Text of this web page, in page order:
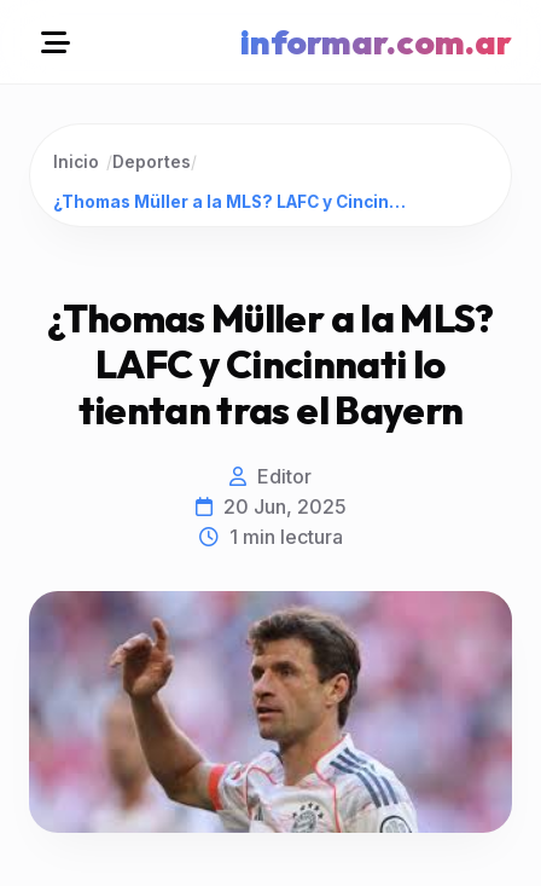
informar.com.ar
Inicio /Deportes/
¿Thomas Müller a la MLS? LAFC y Cincinnati lo tientan tras el Bayern
¿Thomas Müller a la MLS?
LAFC y Cincinnati lo
tientan tras el Bayern
Editor
20 Jun, 2025
1 min lectura